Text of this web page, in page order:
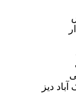
آباد دیز